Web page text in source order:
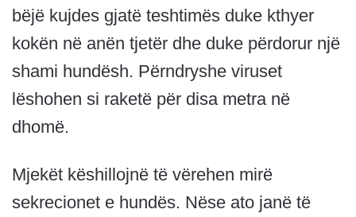
bëjë kujdes gjatë teshtimës duke kthyer
kokën në anën tjetër dhe duke përdorur një
shami hundësh. Përndryshe viruset
lëshohen si raketë për disa metra në
dhomë.
Mjekët këshillojnë të vërehen mirë
sekrecionet e hundës. Nëse ato janë të